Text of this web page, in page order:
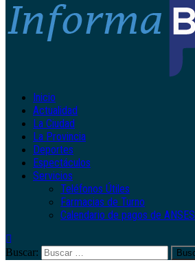
Inicio
Actualidad
La Ciudad
La Provincia
Deportes
Espectáculos
Servicios
Teléfonos Útiles
Farmacias de Turno
Calendario de pagos de ANSES
Buscar: